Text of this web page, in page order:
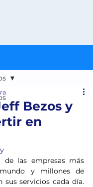
Bezos y
en
de las empresas más
y millones de
sus servicios cada día.